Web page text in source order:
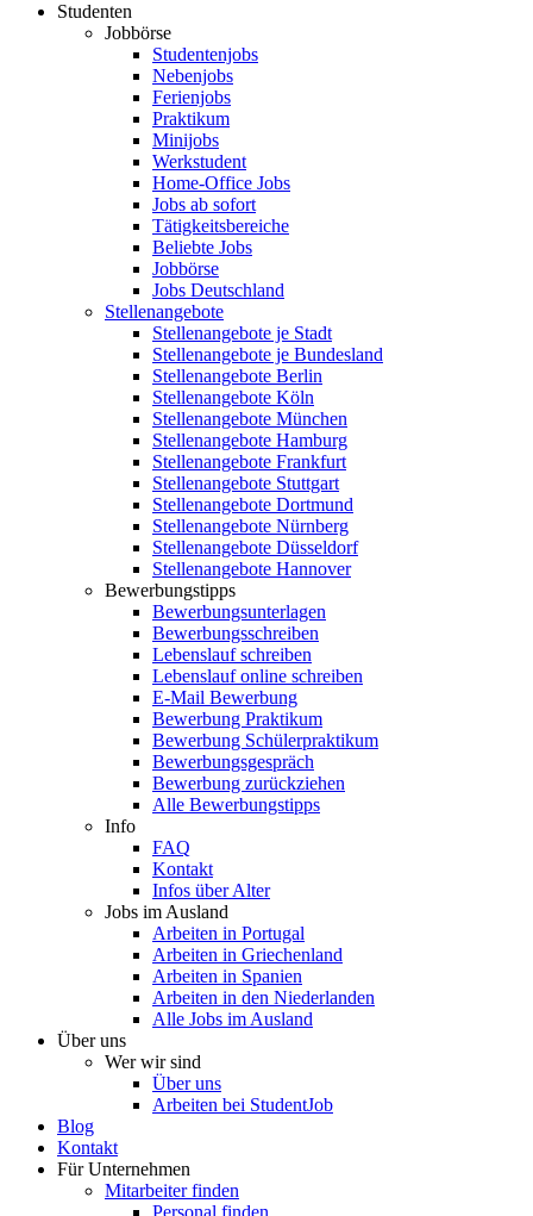
Studenten
Jobbörse
Studentenjobs
Nebenjobs
Ferienjobs
Praktikum
Minijobs
Werkstudent
Home-Office Jobs
Jobs ab sofort
Tätigkeitsbereiche
Beliebte Jobs
Jobbörse
Jobs Deutschland
Stellenangebote
Stellenangebote je Stadt
Stellenangebote je Bundesland
Stellenangebote Berlin
Stellenangebote Köln
Stellenangebote München
Stellenangebote Hamburg
Stellenangebote Frankfurt
Stellenangebote Stuttgart
Stellenangebote Dortmund
Stellenangebote Nürnberg
Stellenangebote Düsseldorf
Stellenangebote Hannover
Bewerbungstipps
Bewerbungsunterlagen
Bewerbungsschreiben
Lebenslauf schreiben
Lebenslauf online schreiben
E-Mail Bewerbung
Bewerbung Praktikum
Bewerbung Schülerpraktikum
Bewerbungsgespräch
Bewerbung zurückziehen
Alle Bewerbungstipps
Info
FAQ
Kontakt
Infos über Alter
Jobs im Ausland
Arbeiten in Portugal
Arbeiten in Griechenland
Arbeiten in Spanien
Arbeiten in den Niederlanden
Alle Jobs im Ausland
Über uns
Wer wir sind
Über uns
Arbeiten bei StudentJob
Blog
Kontakt
Für Unternehmen
Mitarbeiter finden
Personal finden